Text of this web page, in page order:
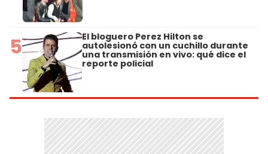
5 El bloguero Perez Hilton se
autolesionó con un cuchillo durante
una transmisión en vivo: qué dice el
reporte policial